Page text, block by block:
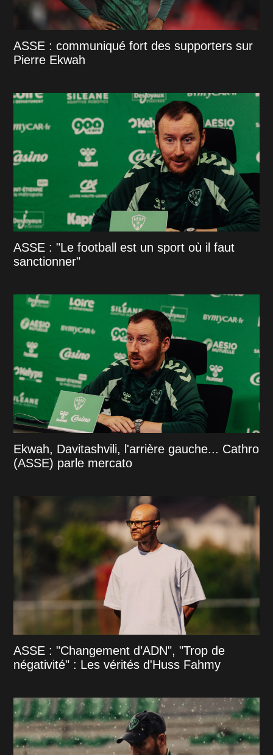
ASSE : communiqué fort des supporters sur
Pierre Ekwah
ASSE : "Le football est un sport où il faut
sanctionner"
Ekwah, Davitashvili, l'arrière gauche... Cathro
(ASSE) parle mercato
ASSE : "Changement d’ADN", "Trop de
négativité" : Les vérités d'Huss Fahmy